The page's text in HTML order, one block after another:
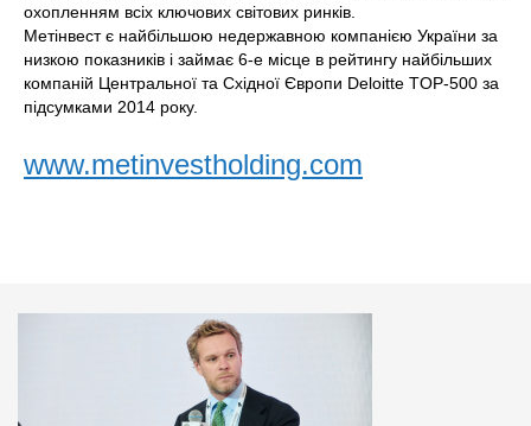
охопленням всіх ключових світових ринків.
Метінвест є найбільшою недержавною компанією України за
низкою показників і займає 6-е місце в рейтингу найбільших
компаній Центральної та Східної Європи Deloitte TOP-500 за
підсумками 2014 року.
www.metinvestholding.com